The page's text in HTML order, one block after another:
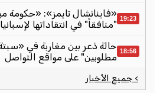
19:23 «فاينانشال تايمز»: «حكومة
"منافقاً" في انتقاداتها
18:56 حالة ذعر بين مغاربة في
مطلوبين" على مواقع التواصل
› جميع الأخبار